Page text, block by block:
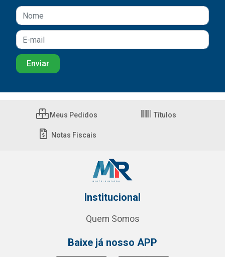
Meus Pedidos Títulos
Notas Fiscais
Institucional
Quem Somos
Baixe já nosso APP